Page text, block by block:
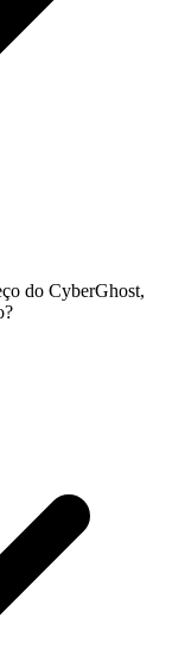
do CyberGhost,